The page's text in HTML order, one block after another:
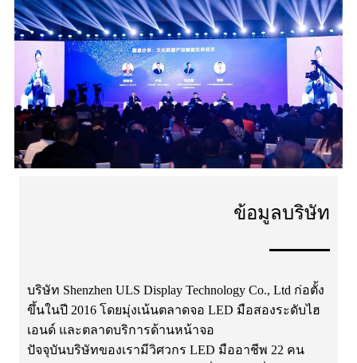
ข้อมูลบริษัท
บริษัท Shenzhen ULS Display Technology Co., Ltd ก่อตั้ง
ขึ้นในปี 2016 โดยมุ่งเน้นตลาดจอ LED มือสองระดับไฮ
เอนด์ และตลาดบริการด้านหน้าจอ
ปัจจุบันบริษัทของเรามีวิศวกร LED มืออาชีพ 22 คน